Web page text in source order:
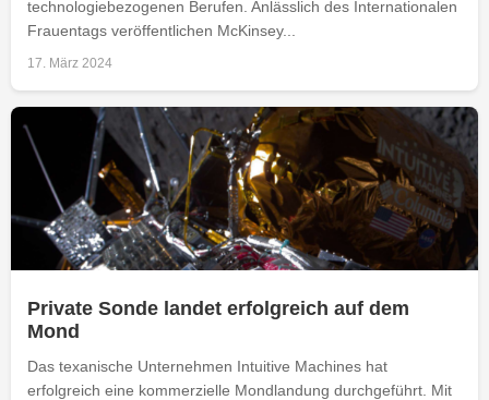
technologiebezogenen Berufen. Anlässlich des Internationalen
Frauentags veröffentlichen McKinsey...
17. März 2024
Private Sonde landet erfolgreich auf dem
Mond
Das texanische Unternehmen Intuitive Machines hat
erfolgreich eine kommerzielle Mondlandung durchgeführt. Mit